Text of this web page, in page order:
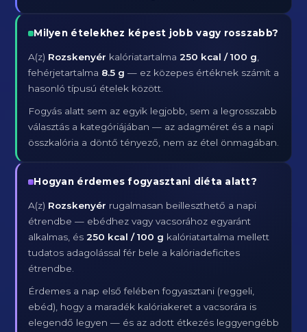
Milyen ételekhez képest jobb vagy rosszabb?
A(z) Rozskenyér kalóriatartalma250 kcal / 100 g
fehérjetartalma 8.5 g — ez közepes értéknek számít a
hasonló típusú ételek között.
Fogyás alatt sem az egyik legjobb, sem a legrosszabb
választás a kategóriájában — az adagméret és a napi
összkalória a döntő tényező, nem az étel önmagában.
Hogyan érdemes fogyasztani diéta alatt?
A(z) Rozskenyér rugalmasan beilleszthető a napi
étrendbe — ebédhez vagy vacsorához egyaránt
alkalmas, és250 kcal / 100 g kalóriatartalma mellett
tudatos adagolással fér bele a kalóriadeficites
étrendbe.
Érdemes a nap első felében fogyasztani (reggeli,
ebéd), hogy a maradék kalóriakeret a vacsorára is
elegendő legyen — és az adott étkezés leggyengébb